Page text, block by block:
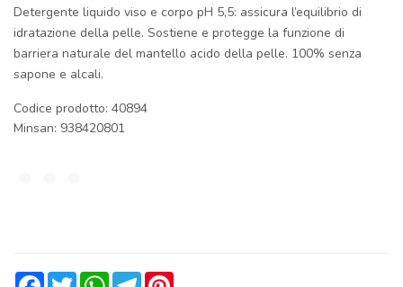
Detergente liquido viso e corpo pH 5,5: assicura l’equilibrio di
idratazione della pelle. Sostiene e protegge la funzione di
barriera naturale del mantello acido della pelle. 100% senza
sapone e alcali.
Codice prodotto: 40894
Minsan: 938420801
FacebookTwitter WhatsApp
Telegram